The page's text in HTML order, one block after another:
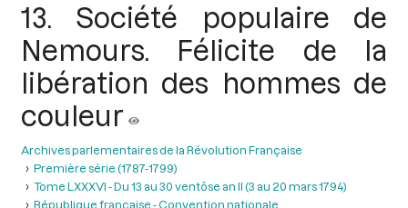
13. Société populaire de
Nemours. Félicite de la
libération des hommes de
couleur
Archives parlementaires de la Révolution Française
Première série (1787-1799)
Tome LXXXVI - Du 13 au 30 ventôse an II (3 au 20 mars 1794)
République française - Convention nationale